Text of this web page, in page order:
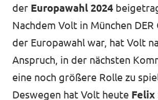
der Europawahl 2024
Nachdem Volt in München DER
der Europawahl war, hat Volt
Anspruch, in der nächsten
eine noch größere Rolle zu
Deswegen hat Volt heute Felix